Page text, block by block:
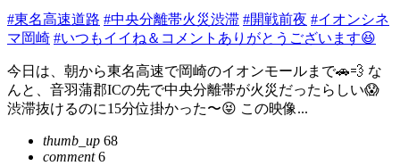
#東名高速道路 #中央分離帯火災渋滞 #開戦前夜 #イオンシネ
マ岡崎 #いつもイイね＆コメントありがとうございます😆
今日は、朝から東名高速で岡崎のイオンモールまで🚗💨 な
んと、音羽蒲郡ICの先で中央分離帯が火災だったらしい😱
渋滞抜けるのに15分位掛かった〜😝 この映像...
thumb_up 68
comment6